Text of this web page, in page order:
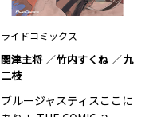
ライドコミックス
関津主将 竹内すくね
九
二枝
ブルージャスティスここに